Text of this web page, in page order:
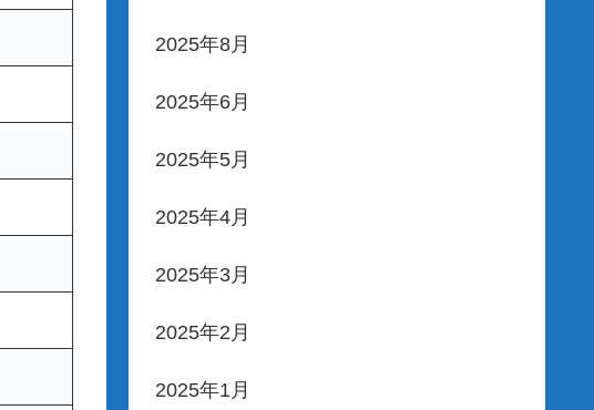
2025年8月
2025年6月
2025年5月
2025年4月
2025年3月
2025年2月
2025年1月